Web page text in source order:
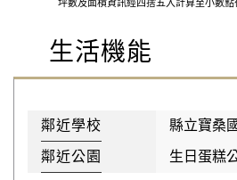
生活機能
鄰近學校
縣立寶桑
鄰近公園
生日蛋糕